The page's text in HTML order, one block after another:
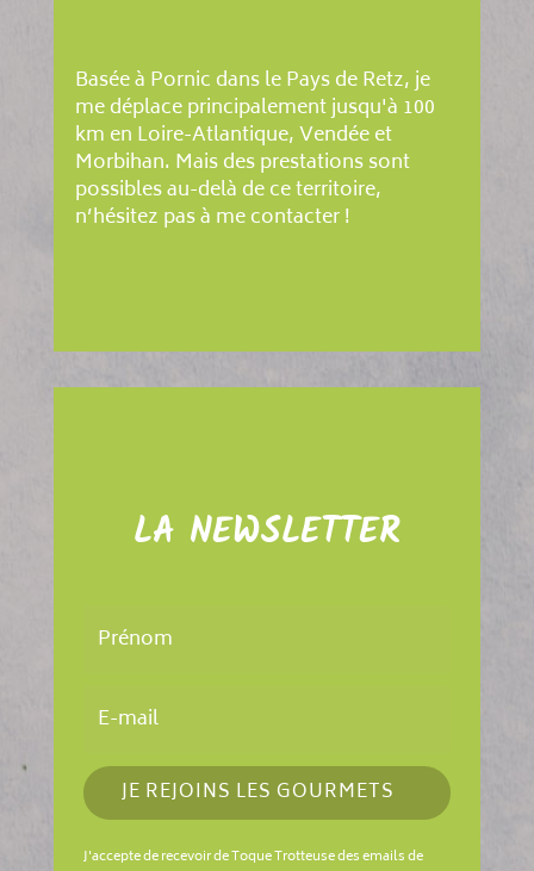
Basée à Pornic dans le Pays de Retz, je
me déplace principalement jusqu'à 100
km en Loire-Atlantique, Vendée et
Morbihan. Mais des prestations sont
possibles au-delà de ce territoire,
n’hésitez pas à me contacter !
LA NEWSLETTER
JE REJOINS LES GOURMETS
J'accepte de recevoir de Toque Trotteuse des emails de